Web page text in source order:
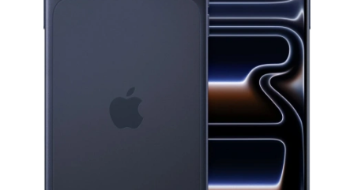
с вашей карты